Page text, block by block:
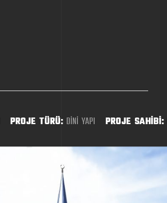
PROJE TÜRÜ: DİNİ YAPI PROJE SAHİBİ: